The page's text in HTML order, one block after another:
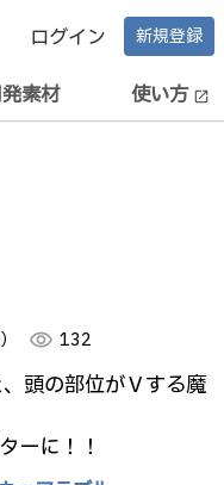
ログイン 新規登録
素材 使い方 open_in_new
visibility 132
頭の部位がＶする魔
ーに！！